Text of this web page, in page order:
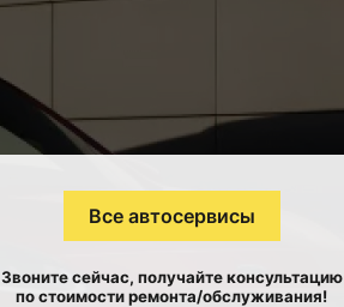
Все автосервисы
Звоните сейчас, получайте консультацию
по стоимости ремонта/обслуживания!